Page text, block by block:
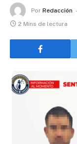
Por Redacción
2 Mins de lectura